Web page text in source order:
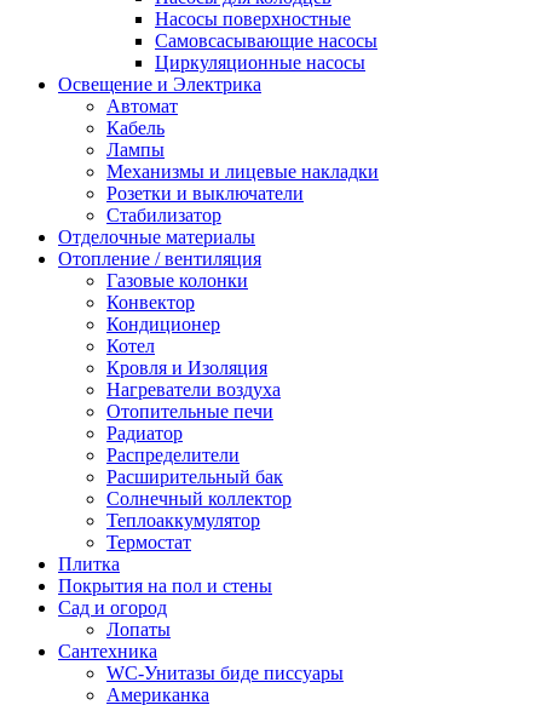
Насосы поверхностные
Самовсасывающие насосы
Циркуляционные насосы
Освещение и Электрика
Автомат
Кабель
Лампы
Механизмы и лицевые накладки
Розетки и выключатели
Стабилизатор
Отделочные материалы
Отопление / вентиляция
Газовые колонки
Конвектор
Кондиционер
Котел
Кровля и Изоляция
Нагреватели воздуха
Отопительные печи
Радиатор
Распределители
Расширительный бак
Солнечный коллектор
Теплоаккумулятор
Термостат
Плитка
Покрытия на пол и стены
Сад и огород
Лопаты
Сантехника
WC-Унитазы биде писсуары
Американка